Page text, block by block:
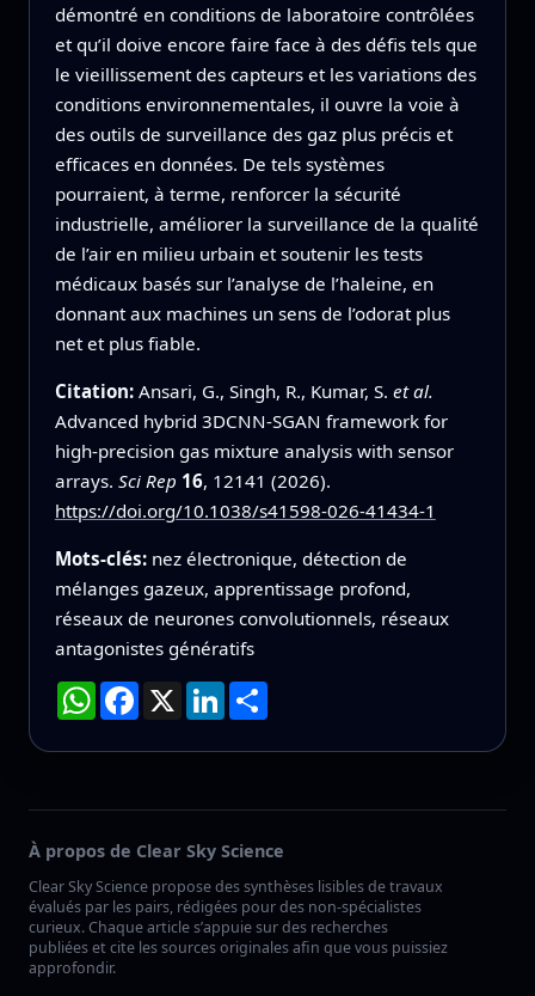
démontré en conditions de laboratoire contrôlées
et qu’il doive encore faire face à des défis tels que
le vieillissement des capteurs et les variations des
conditions environnementales, il ouvre la voie à
des outils de surveillance des gaz plus précis et
efficaces en données. De tels systèmes
pourraient, à terme, renforcer la sécurité
industrielle, améliorer la surveillance de la qualité
de l’air en milieu urbain et soutenir les tests
médicaux basés sur l’analyse de l’haleine, en
donnant aux machines un sens de l’odorat plus
net et plus fiable.
Citation: Ansari, G., Singh, R., Kumar, S. et al.
Advanced hybrid 3DCNN-SGAN framework for
high-precision gas mixture analysis with sensor
arrays. Sci Rep 16, 12141 (2026).
https://doi.org/10.1038/s41598-026-41434-1
Mots-clés: nez électronique, détection de
mélanges gazeux, apprentissage profond,
réseaux de neurones convolutionnels, réseaux
antagonistes génératifs
WhatsApp
Facebook
X LinkedInPartager
À propos de Clear Sky Science
Clear Sky Science propose des synthèses lisibles de travaux
évalués par les pairs, rédigées pour des non-spécialistes
curieux. Chaque article s’appuie sur des recherches
publiées et cite les sources originales afin que vous puissiez
approfondir.